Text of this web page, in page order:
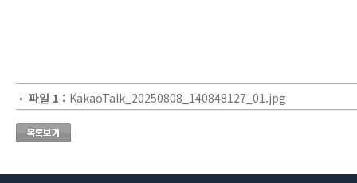
파일 1 : KakaoTalk_20250808_140848127_01.jpg